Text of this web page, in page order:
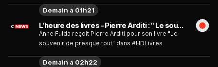
L'heure des livres - Pierre Arditi : " Le souvenir de presque tout " - Émission du mardi 11 août
Anne Fulda reçoit Pierre Arditi pour son livre "Le
souvenir de presque tout" dans #HDLivres
Demain à 01h21
Demain à 02h22